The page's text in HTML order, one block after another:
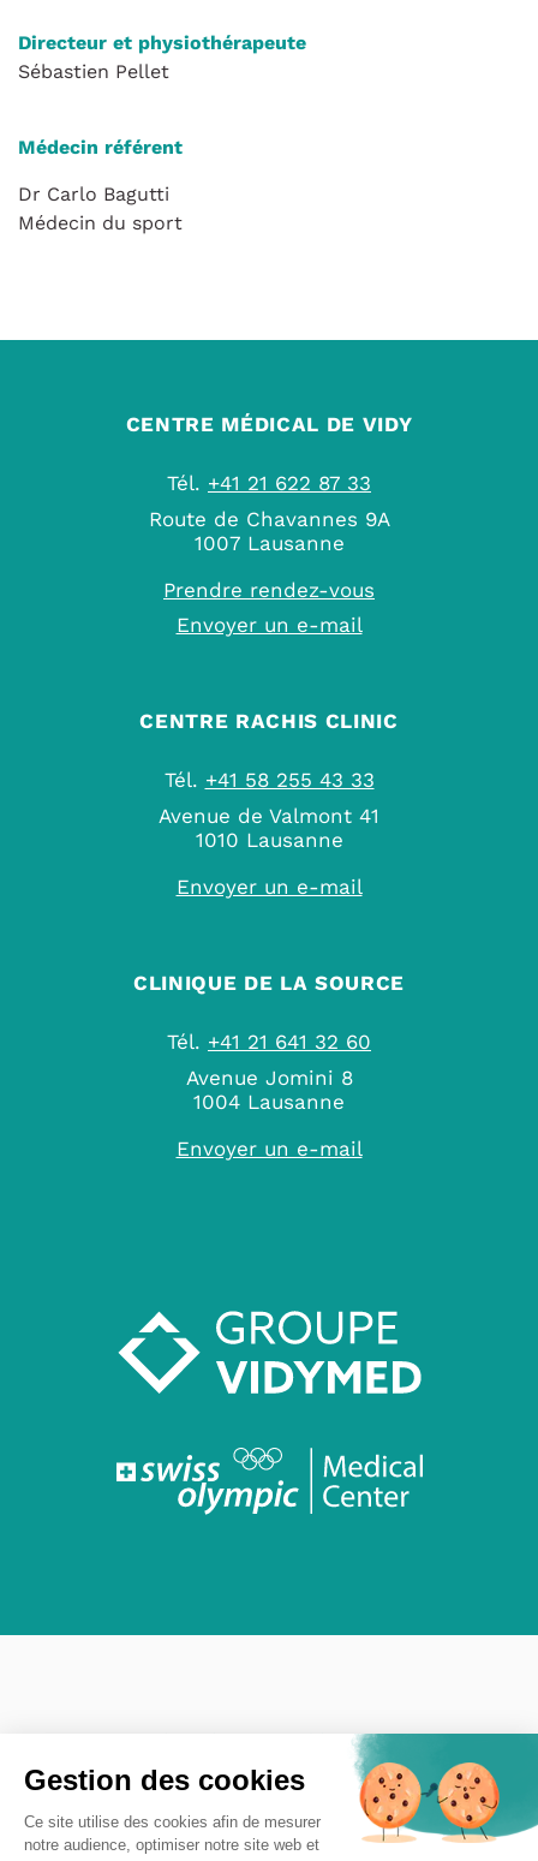
Directeur et physiothérapeute
Sébastien Pellet
Médecin référent
Dr Carlo Bagutti
Médecin du sport
CENTRE MÉDICAL DE VIDY
Tél. +41 21 622 87 33
Route de Chavannes 9A
1007 Lausanne
Prendre rendez-vous
Envoyer un e-mail
CENTRE RACHIS CLINIC
Tél. +41 58 255 43 33
Avenue de Valmont 41
1010 Lausanne
Envoyer un e-mail
CLINIQUE DE LA SOURCE
Tél. +41 21 641 32 60
Avenue Jomini 8
1004 Lausanne
Envoyer un e-mail
CLINIQUE DE LA SOURCE
GROUPE VIDYMED